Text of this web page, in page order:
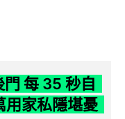
每 35 秒自
用家私隱堪憂